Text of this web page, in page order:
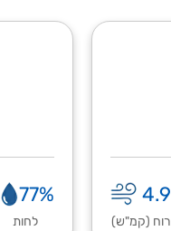
4.9
רוח (קמ"ש)
77%
לחות